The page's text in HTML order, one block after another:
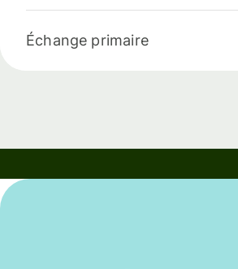
Échange primaire